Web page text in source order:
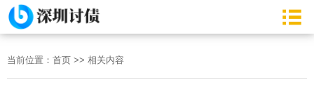
当前位置： 首页 >> 相关内容